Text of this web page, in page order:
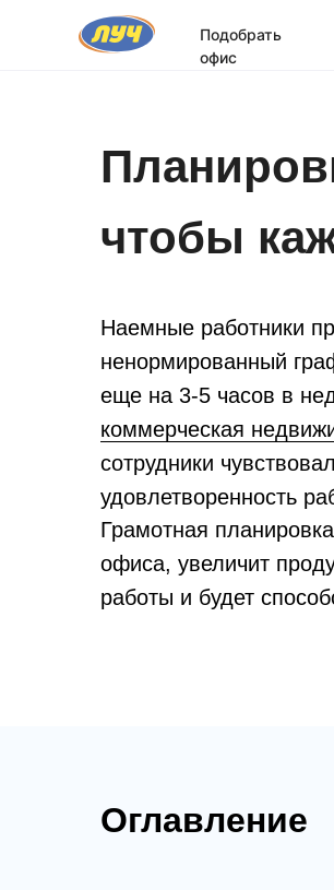
Подобрать
офис
чтобы
Наемные работники
ненормированный
еще на 3-5 часов в
коммерческая
сотрудники
удовлетворенность
Грамотная
офиса, увеличит
работы и будет
Оглавление